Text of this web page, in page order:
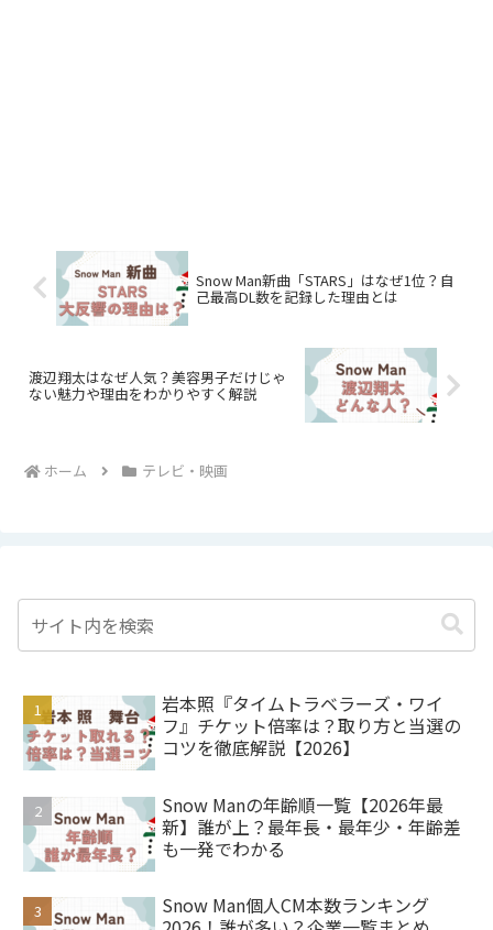
Snow Man新曲「STARS」はなぜ1位？自
己最高DL数を記録した理由とは
渡辺翔太はなぜ人気？美容男子だけじゃ
ない魅力や理由をわかりやすく解説
ホーム テレビ・映画
岩本照『タイムトラベラーズ・ワイ
フ』チケット倍率は？取り方と当選の
コツを徹底解説【2026】
Snow Manの年齢順一覧【2026年最
新】誰が上？最年長・最年少・年齢差
も一発でわかる
Snow Man個人CM本数ランキング